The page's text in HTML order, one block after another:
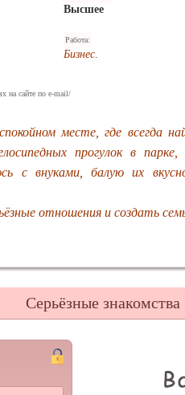
Высшее
Работа:
Бизнес.
на сайте по e-mail/
месте, где всегда
прогулок в
с внуками, балую их
отношения и создать
Серьёзные